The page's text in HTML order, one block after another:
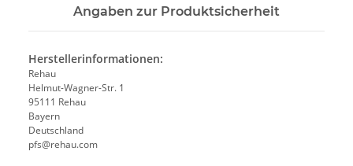
Angaben zur Produktsicherheit
Herstellerinformationen:
Rehau
Helmut-Wagner-Str. 1
95111 Rehau
Bayern
Deutschland
pfs@rehau.com